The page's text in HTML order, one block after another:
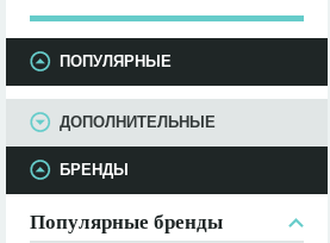
ПАРАМЕТРЫ
ПОПУЛЯРНЫЕ
ДОПОЛНИТЕЛЬНЫЕ
БРЕНДЫ
Популярные бренды